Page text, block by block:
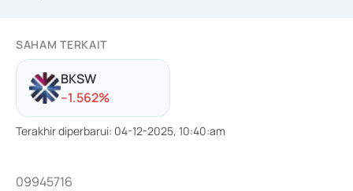
SAHAM TERKAIT
BKSW
--1.562%
Terakhir diperbarui: 04-12-2025, 10:40:am
09945716